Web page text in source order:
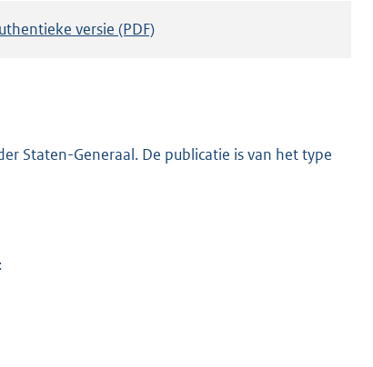
versie (PDF)
Staten-Generaal. De publicatie is van het type